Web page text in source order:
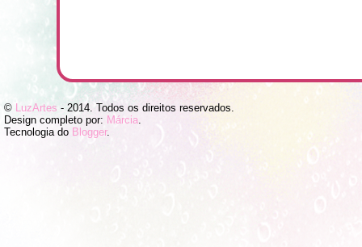
© LuzArtes - 2014. Todos os direitos reservados.
Design completo por: Márcia
Tecnologia do Blogger.